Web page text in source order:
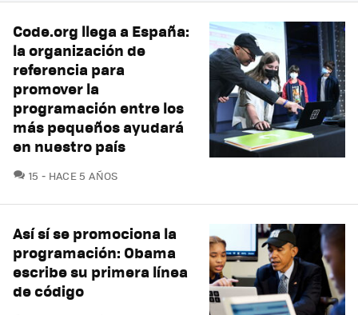
Code.org llega a España:
la organización de
referencia para
promover la
programación entre los
más pequeños ayudará
en nuestro país
15 COMENTARIOS
HACE 5 AÑOS
Así sí se promociona la
programación: Obama
escribe su primera línea
de código